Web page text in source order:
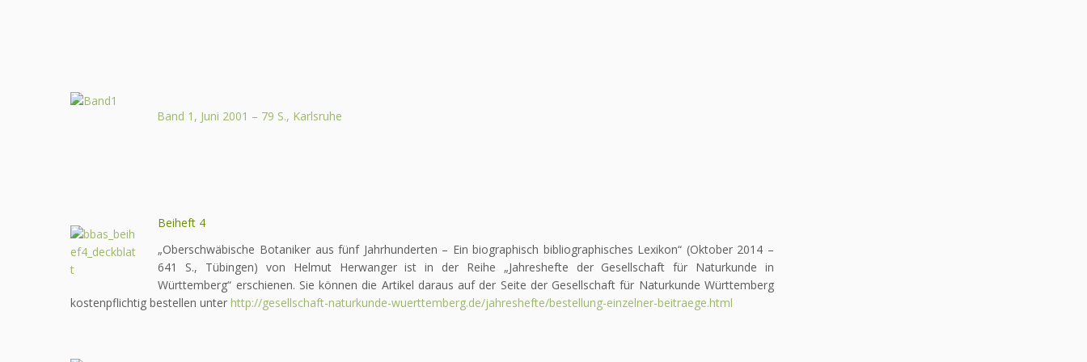
Band 1, Juni 2001 – 79 S., Karlsruhe
Beiheft 4
„Oberschwäbische Botaniker aus fünf Jahrhunderten – Ein biographisch bibliographisches Lexikon“ (Oktober 2014 –
641 S., Tübingen) von Helmut Herwanger ist in der Reihe „Jahreshefte der Gesellschaft für Naturkunde in
Württemberg“ erschienen. Sie können die Artikel daraus auf der Seite der Gesellschaft für Naturkunde Württemberg
kostenpflichtig bestellen unter http://gesellschaft-naturkunde-wuerttemberg.de/jahreshefte/bestellung-einzelner-beitraege.html